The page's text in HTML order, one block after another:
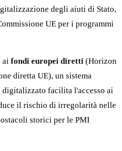
degli aiuti di Stato,
UE per i programmi
ai fondi europei diretti (Horizon
diretta UE), un sistema
digitalizzato facilita l'accesso ai
il rischio di irregolarità nelle
storici per le PMI